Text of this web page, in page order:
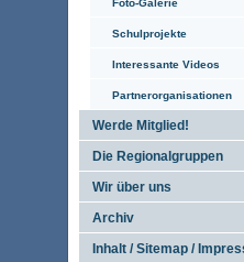
Foto-Galerie
Schulprojekte
Interessante Videos
Partnerorganisationen
Werde Mitglied!
Die Regionalgruppen
Wir über uns
Archiv
Inhalt / Sitemap /